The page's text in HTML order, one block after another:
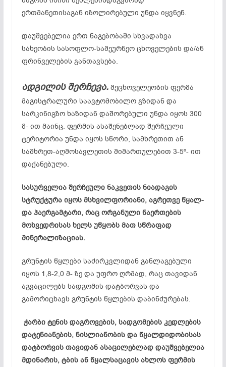
ერთმანეთისაგან იზოლირებული უნდა იყვნენ.
დაუშვებელია ერთ ნაგებობაში სხვადახვა
სახეობის სასოფლო-სამეურნეო ცხოველების და/ან
ფრინველების განთავსება.
ადგილის შერჩევა.მეცხოველეობის ფერმა
მაგისტრალური საავტომობილო გზიდან და
სარკინიგზო ხაზიდან დაშორებული უნდა იყოს 300
მ- ით მაინც. ფერმის ასაშენებლად შერჩეული
ტერიტორია უნდა იყოს სწორი, სამხრეთით ან
სამხრეთ-აღმოსავლეთის მიმართულებით 3-5º- ით
დაქანებული.
სასურველია შერჩეული ნაკვეთის ნიადაგის
სტრუქტურა იყოს მსხვილფორიანი, აგრეთვე წყალ-
და ჰაერგამტარი, რაც ორგანული ნაერთების
მოხვედრისას ხელს უწყობს მათ სწრაფად
მინერალიზაციას.
გრუნტის წყლები საძირკვლიდან განლაგებული
იყოს 1,8-2,0 მ- ზე და უფრო ღრმად, რაც თავიდან
აგვაცილებს სადგომის დატბორვას და
გამორიცხავს გრუნტის წყლების დაბინძურებას.
ჭარბი ტენის დაგროვების, სადგომების კედლების
დატენიანების, ნისლიანობის და წყალდიდობისას
დატბორვის თავიდან ასაცილებლად დაუშვებელია
მდინარის, ტბის ან წყალსაცავის ახლოს ფერმის